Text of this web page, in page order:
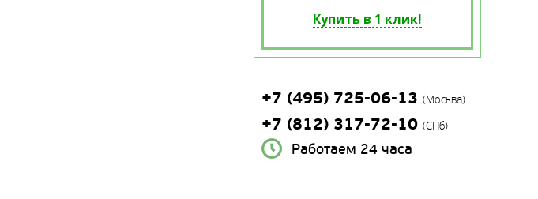
Купить в 1 клик!
+7 (495) 725-06-13 (Москва)
+7 (812) 317-72-10 (СПб)
Работаем 24 часа